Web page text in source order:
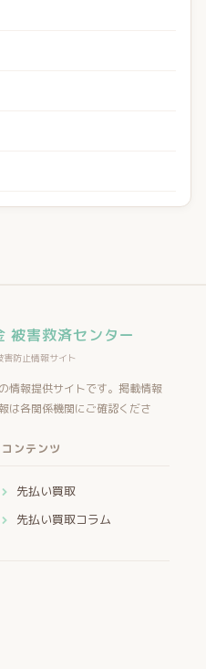
被害救済センター
防止情報サイト
情報提供サイトです。掲載情報
は各関係機関にご確認くださ
コンテンツ
先払い買取
先払い買取コラム